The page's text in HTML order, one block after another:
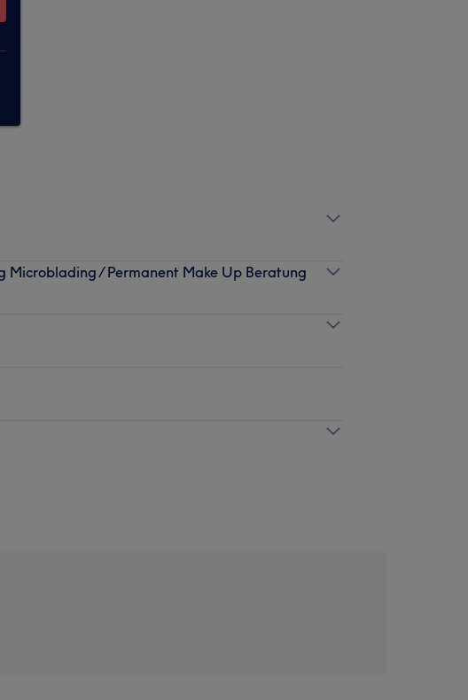
Microblading / Permanent Make Up Beratung